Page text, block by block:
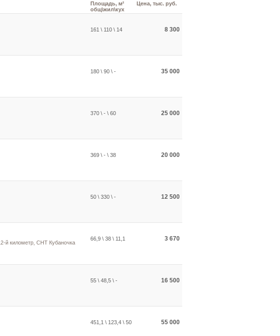
Площадь, м²
общ\жил\кух
Цена, тыс. руб.
161 \ 110 \ 14 8 300
180 \ 90 \ - 35 000
370 \ - \ 60 25 000
369 \ - \ 38 20 000
50 \ 330 \ - 12 500
й километр, СНТ Кубаночка
66,9 \ 38 \ 11,1 3 670
55 \ 48,5 \ - 16 500
451,1 \ 123,4 \ 50 55 000